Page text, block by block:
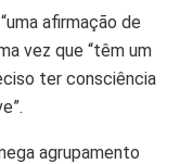
afirmação de
vez que “têm um
ter consciência
agrupamento